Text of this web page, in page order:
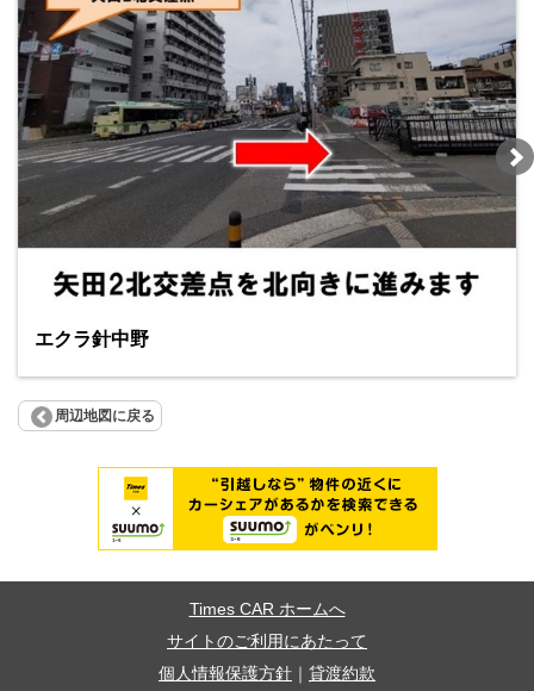
エクラ針中野
周辺地図に戻る
Times CAR ホームへ
サイトのご利用にあたって
個人情報保護方針
貸渡約款